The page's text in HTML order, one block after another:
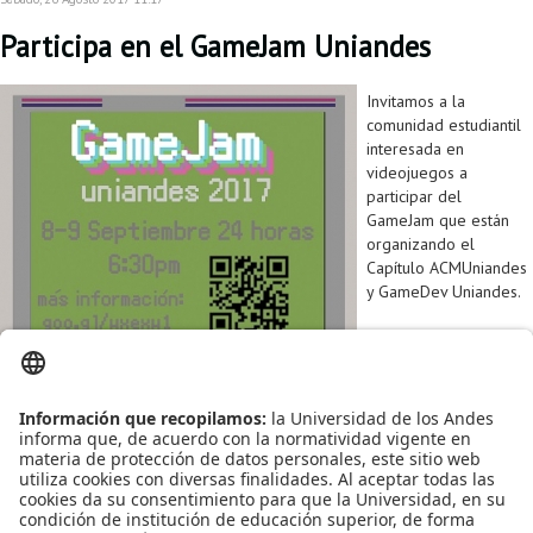
Participa en el GameJam Uniandes
Invitamos a la
comunidad estudiantil
interesada en
videojuegos a
participar del
GameJam que están
organizando el
Capítulo ACMUniandes
y GameDev Uniandes.
Reingreso
Reintegro
Retiro voluntario
Transferencia
Grado